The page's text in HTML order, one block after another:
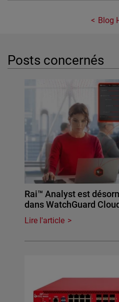
Blog
Posts concernés
Rai™ Analyst est
dans WatchGuard Cloud
Lire l'article